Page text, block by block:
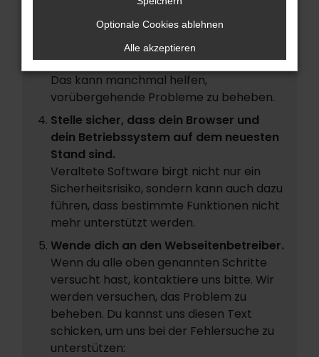
bestimmter Seiten verhindern.
Funktioniert die Seite in einem anderen
Browser oder in einem privaten Fenster?
Starte dein Gerät neu.
Das kann manchmal helfen,
vorübergehende Probleme zu beheben.
Stelle sicher, dass dein Browser und
dein Betriebssystem auf dem neuesten
Stand sind.
Veraltete Software birgt nicht nur ein
Sicherheitsrisiko, sondern kann auch dazu
führen, dass bestimmte Funktionen nicht
mehr unterstützt werden.
Wende dich an den Webseitenbetreiber.
Wenn du alle oben genannten Schritte
versucht hast, kontaktiere uns bitte. Wir
werden versuchen, das Problem zu
beheben. Du kannst uns diesen Text
schicken, um uns bei der Fehlersuche zu
unterstützen:
Optionale Cookies ablehnen
Alle akzeptieren